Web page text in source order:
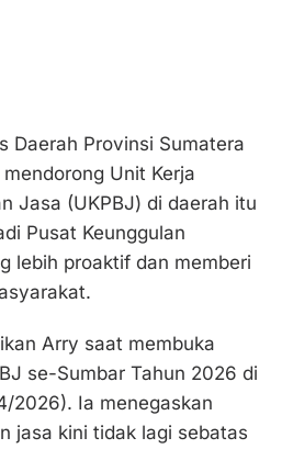
Daerah Provinsi Sumatera
Unit Kerja
Jasa (UKPBJ) di daerah itu
Pusat Keunggulan
lebih proaktif dan memberi
Arry saat membuka
se-Sumbar Tahun 2026 di
2026). Ia menegaskan
jasa kini tidak lagi sebatas